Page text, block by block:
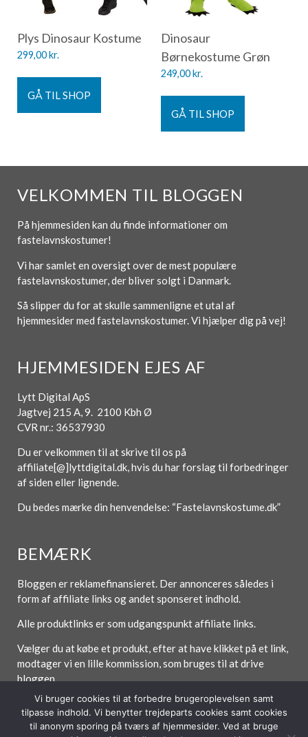
Plys Dinosaur Kostume
299,00kr.
GÅ TIL SHOP
Dinosaur
Børnekostume Grøn
249,00kr.
GÅ TIL SHOP
VELKOMMEN TIL BLOGGEN
På hjemmesiden kan du finde informationer om
fastelavnskostumer!
Vi har samlet en oversigt over de mest populære
fastelavnskostumer, der bliver solgt i Danmark.
Så slipper du for at skulle sammenligne et utal af
hjemmesider med fastelavnskostumer. Vi hjælper dig på vej!
HJEMMESIDEN EJES AF
Lytt Digital ApS
Jagtvej 215 A, 9. 2100 Kbh Ø
CVR nr.: 36537930
Du er velkommen til at skrive til os på
affiliate[@]lyttdigital.dk, hvis du har forslag til forbedringer
af siden eller lignende.
Du bedes mærke din henvendelse: “Fastelavnskostume.dk”
BEMÆRK
Bloggen er reklamefinansieret. Der annonceres således i
form af affiliate links og andet sponseret indhold.
Alle produktlinks er som udgangspunkt affiliate links.
Vælger du at købe et produkt, efter at have klikket på et link,
modtager vi en lille kommission, som bruges til at drive
bloggen.
Vi bruger cookies til at forbedre brugeroplevelsen samt
tilpasse indhold. Vi benytter trejdeparts cookies samt cookies
til anonym sporing på tværs af hjemmesider. Ved at bruge